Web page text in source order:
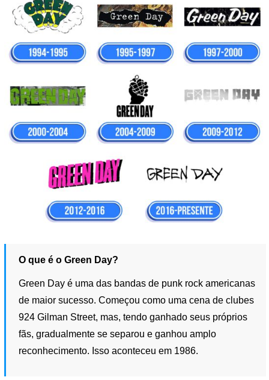
O que é o Green Day?
Green Day é uma das bandas de punk rock americanas
de maior sucesso. Começou como uma cena de clubes
924 Gilman Street, mas, tendo ganhado seus próprios
fãs, gradualmente se separou e ganhou amplo
reconhecimento. Isso aconteceu em 1986.